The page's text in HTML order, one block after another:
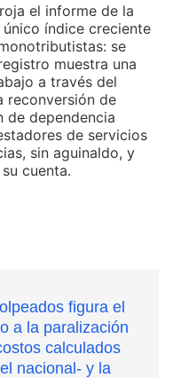
el informe de la
índice creciente
se
muestra una
a través del
reconversión de
de dependencia
de servicios
sin aguinaldo, y
cuenta.
figura el
a la paralización
calculados
nacional- y la